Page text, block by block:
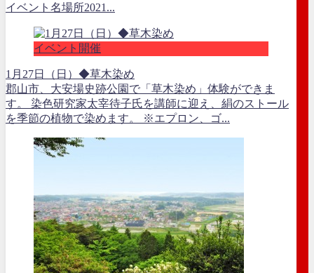
イベント名場所2021...
イベント開催
1月27日（日）◆草木染め
郡山市、大安場史跡公園で「草木染め」体験ができま
す。 染色研究家太宰待子氏を講師に迎え、絹のストール
を季節の植物で染めます。 ※エプロン、ゴ...